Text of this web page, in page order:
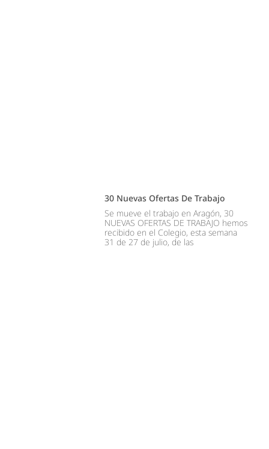
30 Nuevas Ofertas De Trabajo
Se mueve el trabajo en Aragón, 30
NUEVAS OFERTAS DE TRABAJO hemos
recibido en el Colegio, esta semana
31 de 27 de julio, de las